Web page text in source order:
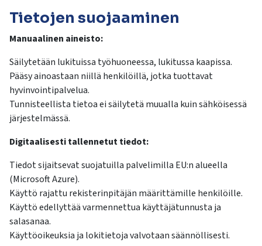
Tietojen suojaaminen
Manuaalinen aineisto:
Säilytetään lukituissa työhuoneessa, lukitussa kaapissa.
Pääsy ainoastaan niillä henkilöillä, jotka tuottavat
hyvinvointipalvelua.
Tunnisteellista tietoa ei säilytetä muualla kuin sähköisessä
järjestelmässä.
Digitaalisesti tallennetut tiedot:
Tiedot sijaitsevat suojatuilla palvelimilla EU:n alueella
(Microsoft Azure).
Käyttö rajattu rekisterinpitäjän määrittämille henkilöille.
Käyttö edellyttää varmennettua käyttäjätunnusta ja
salasanaa.
Käyttöoikeuksia ja lokitietoja valvotaan säännöllisesti.